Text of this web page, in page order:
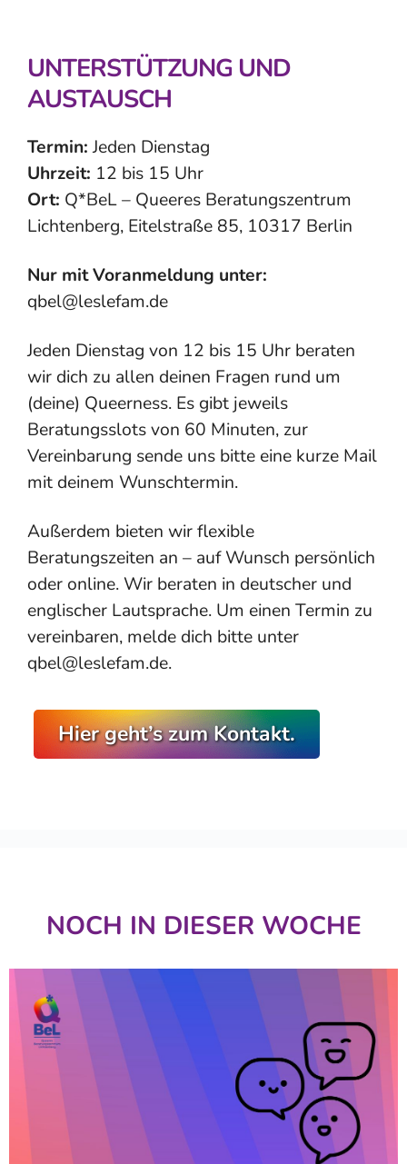
UNTERSTÜTZUNG UND
AUSTAUSCH
Termin:Jeden Dienstag
Uhrzeit: 12 bis 15 Uhr
Ort: Q*BeL – Queeres Beratungszentrum
Lichtenberg, Eitelstraße 85, 10317 Berlin
Nur mit Voranmeldung unter:
qbel@leslefam.de
Jeden Dienstag von 12 bis 15 Uhr beraten
wir dich zu allen deinen Fragen rund um
(deine) Queerness. Es gibt jeweils
Beratungsslots von 60 Minuten, zur
Vereinbarung sende uns bitte eine kurze Mail
mit deinem Wunschtermin.
Außerdem bieten wir flexible
Beratungszeiten an – auf Wunsch persönlich
oder online. Wir beraten in deutscher und
englischer Lautsprache. Um einen Termin zu
vereinbaren, melde dich bitte unter
qbel@leslefam.de.
Hier geht’s zum Kontakt.
NOCH IN DIESER WOCHE